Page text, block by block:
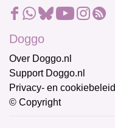
Doggo
Over Doggo.nl
Support Doggo.nl
Privacy- en cookiebeleid
© Copyright